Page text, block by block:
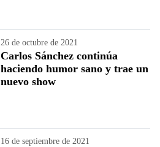
26 de octubre de 2021
Carlos Sánchez continúa
haciendo humor sano y trae un
nuevo show
16 de septiembre de 2021